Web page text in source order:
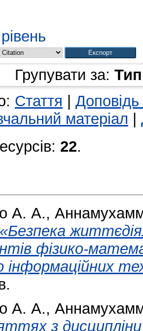
Групувати за:
Стаття
матеріал
22.
А. А.,
фізико-
А. А.,
з